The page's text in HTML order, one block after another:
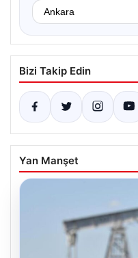
Bizi Takip Edin
Yan Manşet